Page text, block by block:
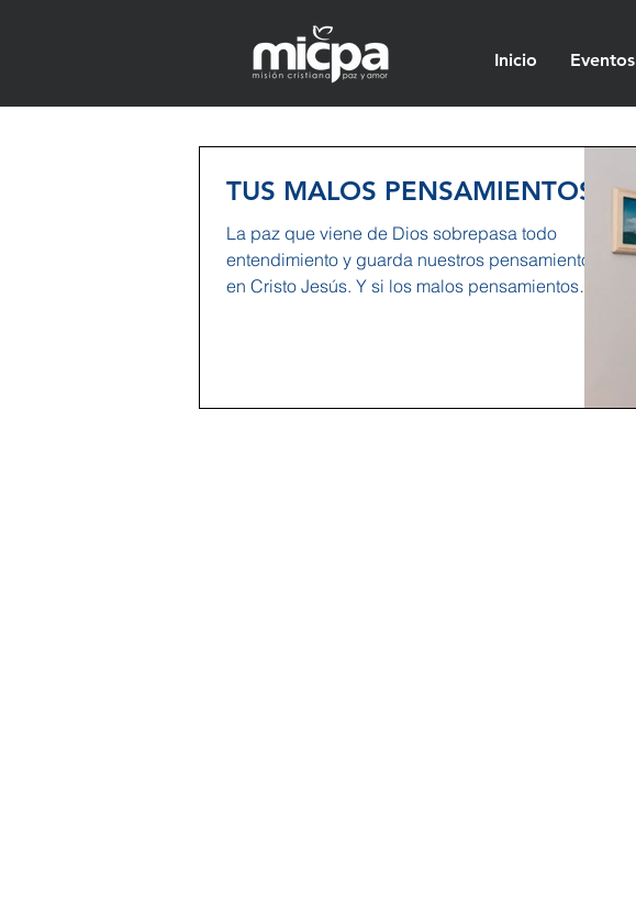
Inicio Eventos
TUS MALOS PENSAMIENTOS
La paz que viene de Dios sobrepasa todo
entendimiento y guarda nuestros pensamientos
en Cristo Jesús. Y si los malos pensamientos